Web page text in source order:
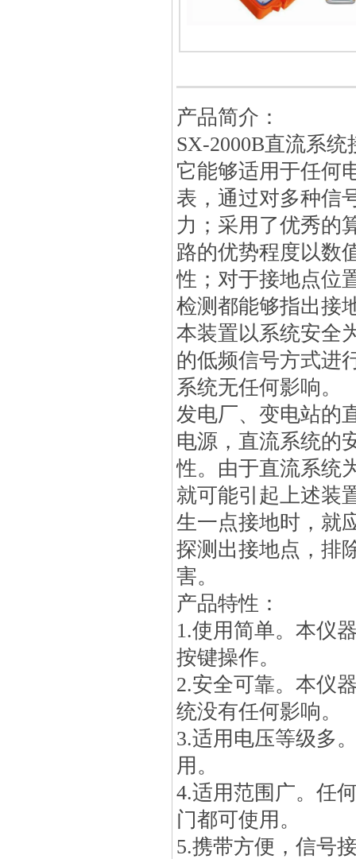
产品简介：
SX-2000B直流系
它能够适用于任何
表，通过对多种信
力；采用了优秀的
路的优势程度以数
性；对于接地点位
检测都能够指出接
本装置以系统安全
的低频信号方式进
系统无任何影响。
发电厂、变电站的
电源，直流系统的
性。由于直流系统
就可能引起上述装
生一点接地时，就
探测出接地点，排
害。
产品特性：
1.使用简单。本仪
按键操作。
2.安全可靠。本仪
统没有任何影响。
3.适用电压等级多
用。
4.适用范围广。任
门都可使用。
5.携带方便，信号